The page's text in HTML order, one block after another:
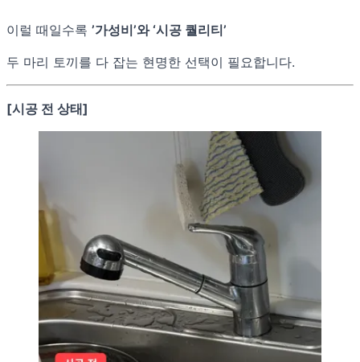
이럴 때일수록 ’가성비’와 ‘시공 퀄리티’
두 마리 토끼를 다 잡는 현명한 선택이 필요합니다.
[시공 전 상태]